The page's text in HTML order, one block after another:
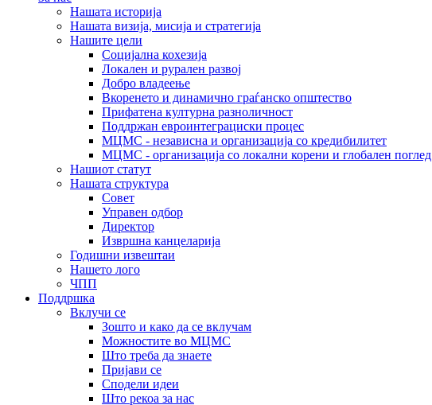
Нашата историја
Нашата визија, мисија и стратегија
Нашите цели
Социјална кохезија
Локален и рурален развој
Добро владеење
Вкоренето и динамично граѓанско општество
Прифатена културна разноличност
Поддржан евроинтеграциски процес
МЦМС - независна и организација со кредибилитет
МЦМС - организација со локални корени и глобален поглед
Нашиот статут
Нашата структура
Совет
Управен одбор
Директор
Извршна канцеларија
Годишни извештаи
Нашето лого
ЧПП
Поддршка
Вклучи се
Зошто и како да се вклучам
Можностите во МЦМС
Што треба да знаете
Пријави се
Сподели идеи
Што рекоа за нас